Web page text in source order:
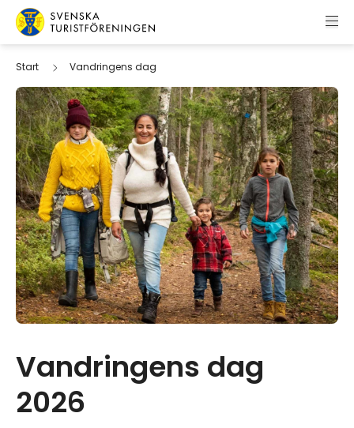
Hoppa till innehåll
Svenska Turistföreningen
Start Vandringens dag
Vandringens dag
2026